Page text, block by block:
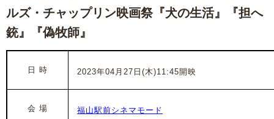
ルズ・チャップリン映画祭『犬の生活』『担へ
銃』『偽牧師』
日 時 2023年04月27日(木)11 :45開映
会 場 福山駅前シネマモード